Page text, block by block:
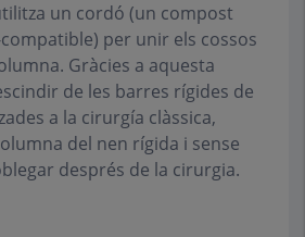
un cordó (un compost
per unir els cossos
Gràcies a aquesta
de les barres rígides de
a la cirurgía clàssica,
del nen rígida i sense
després de la cirurgia.